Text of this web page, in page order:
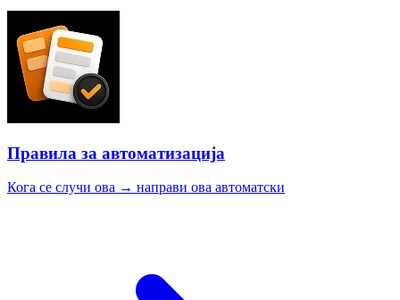
Правила за автоматизација
Кога се случи ова → направи ова автоматски